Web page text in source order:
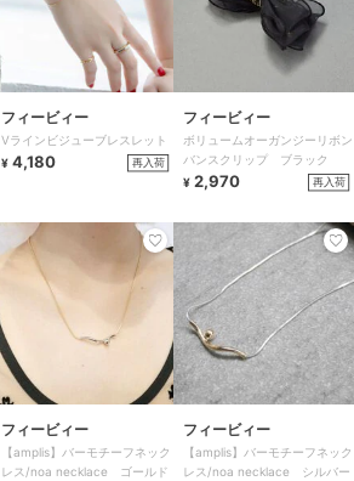
フィービィー
Vラインビジューブレスレット
¥ 4,180 再入荷
フィービィー
ボリュームオーガンジーリボン
バンスクリップ ブラック
¥ 2,970 再入荷
フィービィー
【amplis】バーモチーフネック
レス/noa necklace ゴールド
フィービィー
【amplis】バーモチーフネック
レス/noa necklace シルバー